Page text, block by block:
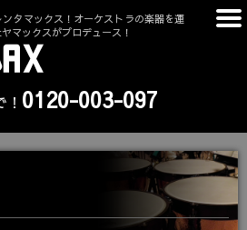
タマックス！オーケストラの楽器を運
マックスがプロデュース！
0120-003-097